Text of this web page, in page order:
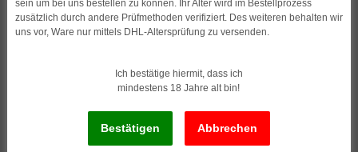
sein um bei uns bestellen zu können. Ihr Alter wird im Bestellprozess
zusätzlich durch andere Prüfmethoden verifiziert. Des weiteren behalten wir
uns vor, Ware nur mittels DHL-Altersprüfung zu versenden.
Ich bestätige hiermit, dass ich
mindestens 18 Jahre alt bin!